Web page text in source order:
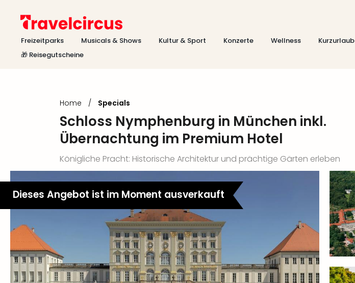
Freizeitparks Musicals & Shows Kultur & Sport Konzerte Wellness Kurzurlaub
🎁 Reisegutscheine
Home / Specials
Schloss Nymphenburg in München inkl.
Übernachtung im Premium Hotel
Königliche Pracht: Historische Architektur und prächtige Gärten erleben
Dieses Angebot ist im Moment ausverkauft